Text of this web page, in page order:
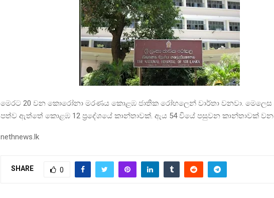
මෙරට 20 වන කොරෝනා මරණය කොළඹ ජාතික රෝහලෙන් වාර්තා වනවා.
පත්ව ඇත්තේ කොළඹ 12 ප්‍රදේශයේ කාන්තාවක්. ඇය 54 වියේ පසුවන කාන්තාවක්
nethnews.lk
SHARE 0